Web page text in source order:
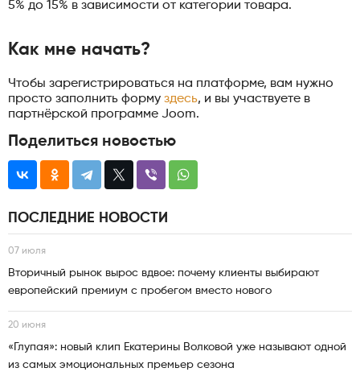
5% до 15% в зависимости от категории товара.
Как мне начать?
Чтобы зарегистрироваться на платформе, вам нужно
просто заполнить форму здесь, и вы участвуете в
партнёрской программе Joom.
Поделиться новостью
ПОСЛЕДНИЕ НОВОСТИ
07 июля
Вторичный рынок вырос вдвое: почему клиенты выбирают
европейский премиум с пробегом вместо нового
20 июня
«Глупая»: новый клип Екатерины Волковой уже называют одной
из самых эмоциональных премьер сезона